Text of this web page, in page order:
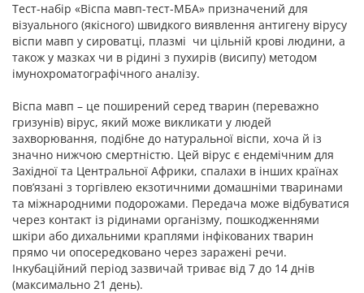
Тест-набір «Віспа мавп-тест-МБА» призначений для
візуального (якісного) швидкого виявлення антигену вірусу
віспи мавп у сироватці, плазмі чи цільній крові людини, а
також у мазках чи в рідині з пухирів (висипу) методом
імунохроматографічного аналізу.
Віспа мавп – це поширений серед тварин (переважно
гризунів) вірус, який може викликати у людей
захворювання, подібне до натуральної віспи, хоча й із
значно нижчою смертністю. Цей вірус є ендемічним для
Західної та Центральної Африки, спалахи в інших країнах
пов’язані з торгівлею екзотичними домашніми тваринами
та міжнародними подорожами. Передача може відбуватися
через контакт із рідинами організму, пошкодженнями
шкіри або дихальними краплями інфікованих тварин
прямо чи опосередковано через заражені речи.
Інкубаційний період зазвичай триває від 7 до 14 днів
(максимально 21 день).